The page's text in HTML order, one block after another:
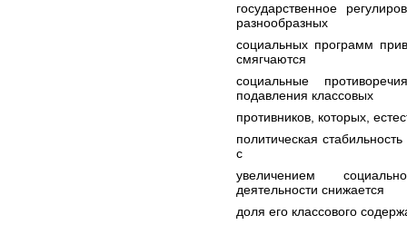
государственное
разнообразных
социальных программ
смягчаются
социальные
подавления классовых
противников, которых,
политическая
с
увеличением
деятельности снижается
доля его классового